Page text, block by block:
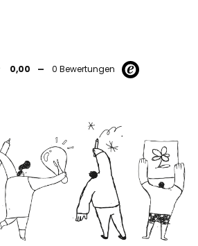
0,00 - 0 Bewertungen